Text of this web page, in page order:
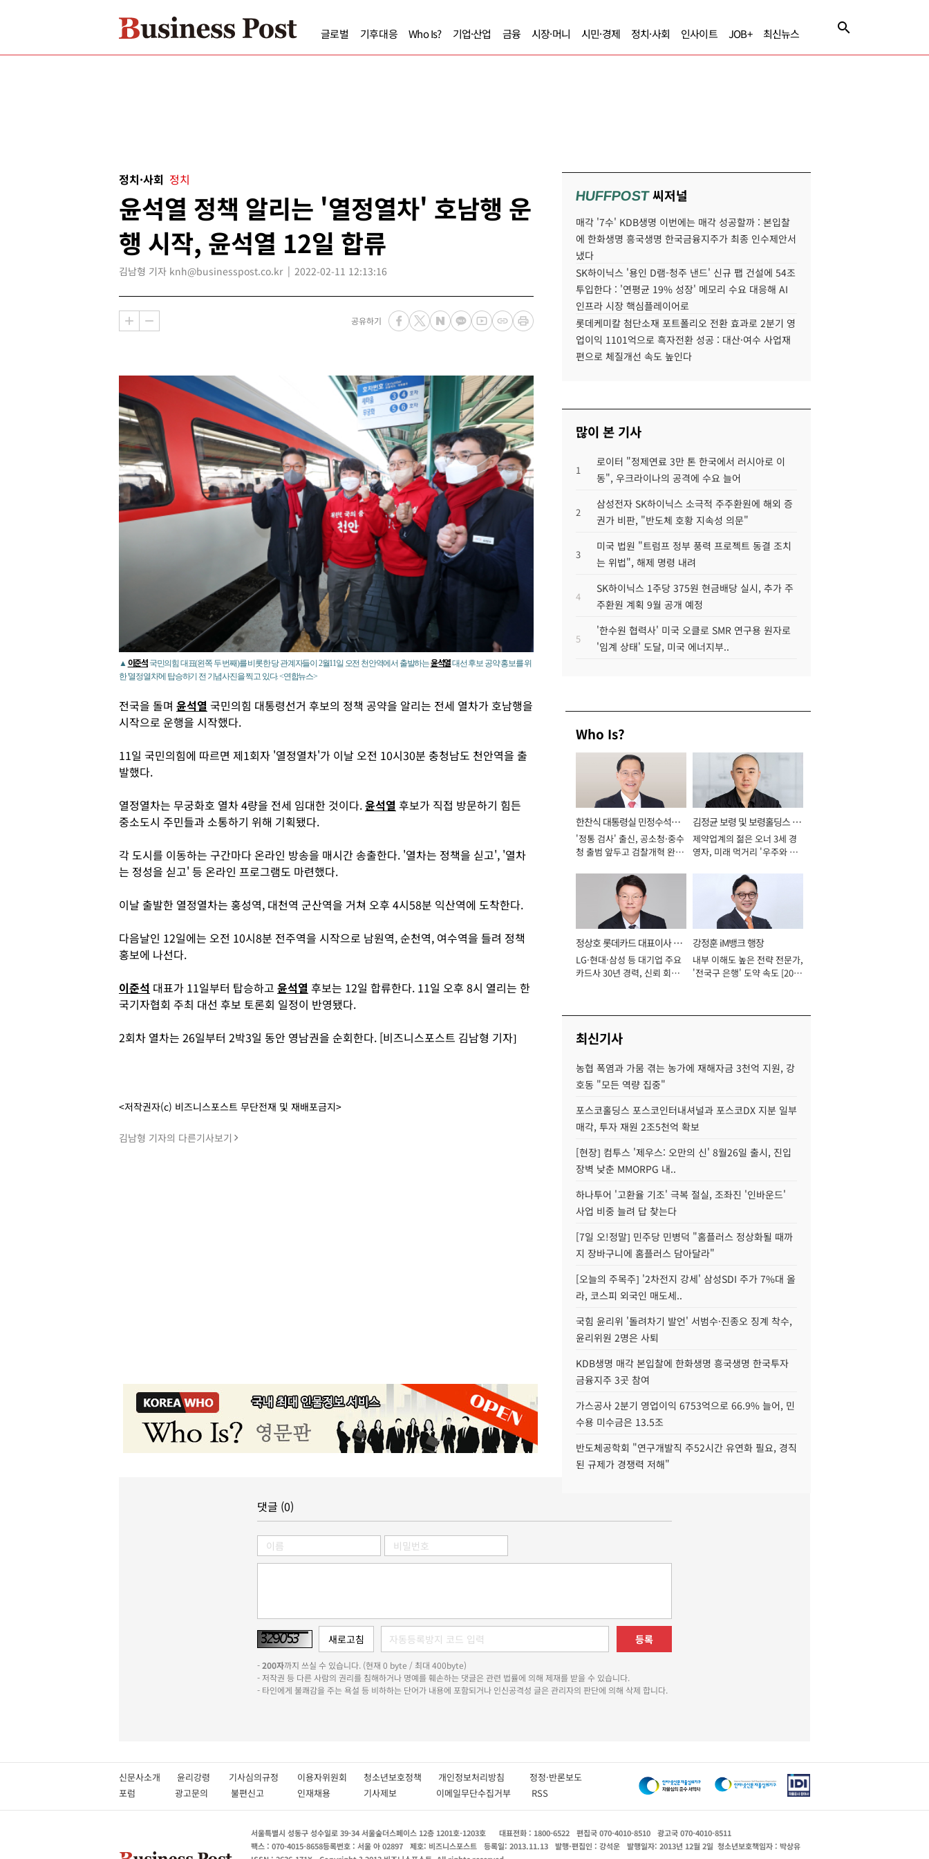
글로벌 기후대응 Who Is? 기업·산업 금융 시장·머니 시민·경제 정치·사회 인사이트 JOB+ 최신뉴스
정치·사회 정치
윤석열 정책 알리는 '열정열차' 호남행 운
행 시작, 윤석열 12일 합류
김남형 기자 knh@businesspost.co.kr 2022-02-11 12:13:16
공유하기
▲ 이준석 국민의힘 대표(왼쪽 두 번째)를 비롯한 당 관계자들이 2월11일 오전 천안역에서 출발하는윤석열대선 후보 공약 홍보를 위
한 '열정열차'에 탑승하기 전 기념사진을 찍고 있다. <연합뉴스>
전국을 돌며 윤석열 국민의힘 대통령선거 후보의 정책 공약을 알리는 전세 열차가 호남행을
시작으로 운행을 시작했다.
11일 국민의힘에 따르면 제1회자 '열정열차'가 이날 오전 10시30분 충청남도 천안역을 출
발했다.
열정열차는 무궁화호 열차 4량을 전세 임대한 것이다.윤석열 후보가 직접 방문하기 힘든
중소도시 주민들과 소통하기 위해 기획됐다.
각 도시를 이동하는 구간마다 온라인 방송을 매시간 송출한다. '열차는 정책을 싣고', '열차
는 정성을 싣고' 등 온라인 프로그램도 마련했다.
이날 출발한 열정열차는 홍성역, 대천역 군산역을 거쳐 오후 4시58분 익산역에 도착한다.
다음날인 12일에는 오전 10시8분 전주역을 시작으로 남원역, 순천역, 여수역을 들려 정책
홍보에 나선다.
이준석 대표가 11일부터 탑승하고 윤석열 후보는 12일 합류한다. 11일 오후 8시 열리는 한
국기자협회 주최 대선 후보 토론회 일정이 반영됐다.
2회차 열차는 26일부터 2박3일 동안 영남권을 순회한다. [비즈니스포스트 김남형 기자]
<저작권자(c) 비즈니스포스트 무단전재 및 재배포금지>
김남형 기자의 다른기사보기
HUFFPOST씨저널
매각 '7수' KDB생명 이번에는 매각 성공할까 : 본입찰
에 한화생명 흥국생명 한국금융지주가 최종 인수제안서
냈다
SK하이닉스 '용인 D램-청주 낸드' 신규 팹 건설에 54조
투입한다 : '연평균 19% 성장' 메모리 수요 대응해 AI
인프라 시장 핵심플레이어로
롯데케미칼 첨단소재 포트폴리오 전환 효과로 2분기 영
업이익 1101억으로 흑자전환 성공 : 대산·여수 사업재
편으로 체질개선 속도 높인다
많이 본 기사
1
로이터 "정제연료 3만 톤 한국에서 러시아로 이
동", 우크라이나의 공격에 수요 늘어
2
삼성전자 SK하이닉스 소극적 주주환원에 해외 증
권가 비판, "반도체 호황 지속성 의문"
3
미국 법원 "트럼프 정부 풍력 프로젝트 동결 조치
는 위법", 해제 명령 내려
4
SK하이닉스 1주당 375원 현금배당 실시, 추가 주
주환원 계획 9월 공개 예정
5
'한수원 협력사' 미국 오클로 SMR 연구용 원자로
'임계 상태' 도달, 미국 에너지부..
Who Is?
한찬식 대통령실 민정수석비
서관
'정통 검사' 출신, 공소청·중수
청 출범 앞두고 검찰개혁 완수
김정균 보령 및 보령홀딩스 대
표이사 사장
제약업계의 젊은 오너 3세 경
영자, 미래 먹거리 '우주와 헬
정상호 롯데카드 대표이사 사
장
LG·현대·삼성 등 대기업 주요
카드사 30년 경력, 신뢰 회복
강정훈 iM뱅크 행장
내부 이해도 높은 전략 전문가,
'전국구 은행' 도약 속도 [2026
최신기사
농협 폭염과 가뭄 겪는 농가에 재해자금 3천억 지원, 강
호동 "모든 역량 집중"
포스코홀딩스 포스코인터내셔널과 포스코DX 지분 일부
매각, 투자 재원 2조5천억 확보
[현장] 컴투스 '제우스: 오만의 신' 8월26일 출시, 진입
장벽 낮춘 MMORPG 내..
하나투어 '고환율 기조' 극복 절실, 조좌진 '인바운드'
사업 비중 늘려 답 찾는다
[7일 오!정말] 민주당 민병덕 "홈플러스 정상화될 때까
지 장바구니에 홈플러스 담아달라"
[오늘의 주목주] '2차전지 강세' 삼성SDI 주가 7%대 올
라, 코스피 외국인 매도세..
국힘 윤리위 '돌려차기 발언' 서범수·진종오 징계 착수,
윤리위원 2명은 사퇴
KDB생명 매각 본입찰에 한화생명 흥국생명 한국투자
금융지주 3곳 참여
가스공사 2분기 영업이익 6753억으로 66.9% 늘어, 민
수용 미수금은 13.5조
반도체공학회 "연구개발직 주52시간 유연화 필요, 경직
된 규제가 경쟁력 저해"
댓글 (0)
등록
-200자까지 쓰실 수 있습니다. (현재 0 byte / 최대 400byte)
- 저작권 등 다른 사람의 권리를 침해하거나 명예를 훼손하는 댓글은 관련 법률에 의해 제재를 받을 수 있습니다.
- 타인에게 불쾌감을 주는 욕설 등 비하하는 단어가 내용에 포함되거나 인신공격성 글은 관리자의 판단에 의해 삭제 합니다.
신문사소개 윤리강령 기사심의규정 이용자위원회 청소년보호정책 개인정보처리방침 정정·반론보도
포럼
광고문의 불편신고 인재채용 기사제보 이메일무단수집거부 RSS
서울특별시 성동구 성수일로 39-34 서울숲더스페이스 12층 1201호-1203호 대표전화 : 1800-6522 편집국 070-4010-8510
광고국 070-4010-8511
팩스 : 070-4015-8658등록번호 : 서울 아 02897 제호: 비즈니스포스트 등록일: 2013.11.13 발행·편집인 : 강석운 발행일자: 2013년 12월 2일 청소년보호책임자 : 박상유